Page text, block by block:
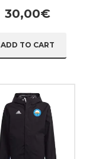
30,00€
ADD TO CART